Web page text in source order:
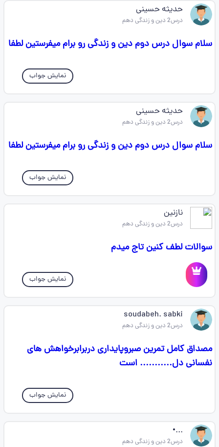
حدیثه حسینی
درس2 دین و زندگی دهم
سلام سوال درس دوم دین و زندگی رو برام میفرستین لطفا
نمایش جواب
حدیثه حسینی
درس2 دین و زندگی دهم
سلام سوال درس دوم دین و زندگی رو برام میفرستین لطفا
نمایش جواب
نازنین
درس2 دین و زندگی دهم
سوالات لطف کنین تاج میدم
نمایش جواب
soudabeh. sabki
درس2 دین و زندگی دهم
مصداق کامل تمرین صبروپایداری دربرابرخواهش های
نفسانی دل........... است
نمایش جواب
...•
درس2 دین و زندگی دهم